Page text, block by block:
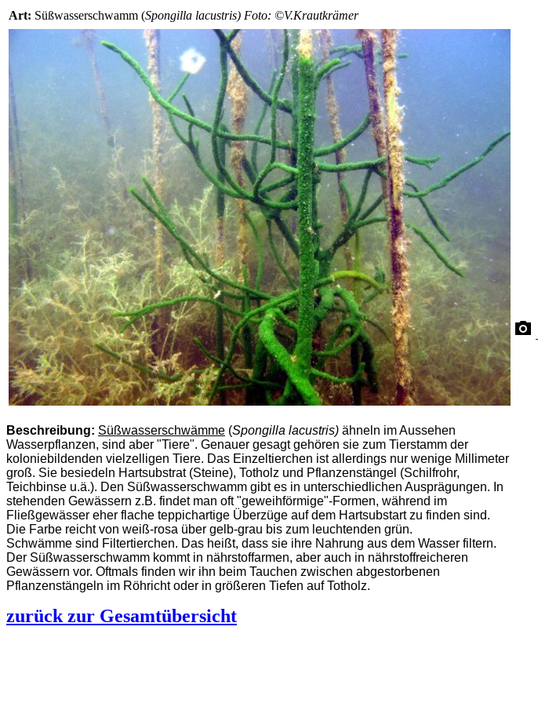
Art: Süßwasserschwamm (Spongilla lacustris) Foto: ©V.Krautkrämer
Beschreibung: Süßwasserschwämme (Spongilla lacustris) ähneln im Aussehen
Wasserpflanzen, sind aber "Tiere". Genauer gesagt gehören sie zum Tierstamm der
koloniebildenden vielzelligen Tiere. Das Einzeltierchen ist allerdings nur wenige Millimeter
groß. Sie besiedeln Hartsubstrat (Steine), Totholz und Pflanzenstängel (Schilfrohr,
Teichbinse u.ä.). Den Süßwasserschwamm gibt es in unterschiedlichen Ausprägungen. In
stehenden Gewässern z.B. findet man oft "geweihförmige"-Formen, während im
Fließgewässer eher flache teppichartige Überzüge auf dem Hartsubstart zu finden sind.
Die Farbe reicht von weiß-rosa über gelb-grau bis zum leuchtenden grün.
Schwämme sind Filtertierchen. Das heißt, dass sie ihre Nahrung aus dem Wasser filtern.
Der Süßwasserschwamm kommt in nährstoffarmen, aber auch in nährstoffreicheren
Gewässern vor. Oftmals finden wir ihn beim Tauchen zwischen abgestorbenen
Pflanzenstängeln im Röhricht oder in größeren Tiefen auf Totholz.
zurück zur Gesamtübersicht